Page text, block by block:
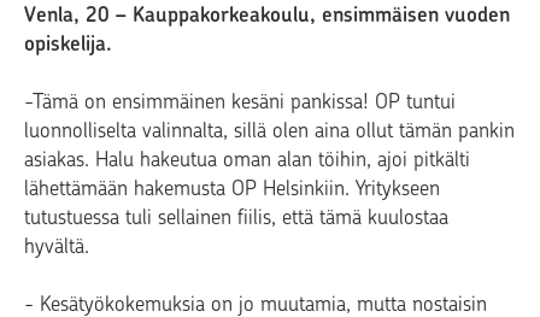
Venla, 20 – Kauppakorkeakoulu, ensimmäisen vuoden
opiskelija.
-Tämä on ensimmäinen kesäni pankissa! OP tuntui
luonnolliselta valinnalta, sillä olen aina ollut tämän pankin
asiakas. Halu hakeutua oman alan töihin, ajoi pitkälti
lähettämään hakemusta OP Helsinkiin. Yritykseen
tutustuessa tuli sellainen fiilis, että tämä kuulostaa
hyvältä.
- Kesätyökokemuksia on jo muutamia, mutta nostaisin